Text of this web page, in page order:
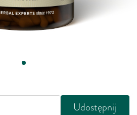
Udostępnij